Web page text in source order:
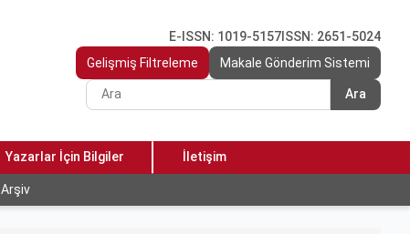
E-ISSN: 1019-5157 ISSN: 2651-5024
Gelişmiş Filtreleme
Makale Gönderim Sistemi
Ara
Yazarlar İçin Bilgiler İletişim
Arşiv